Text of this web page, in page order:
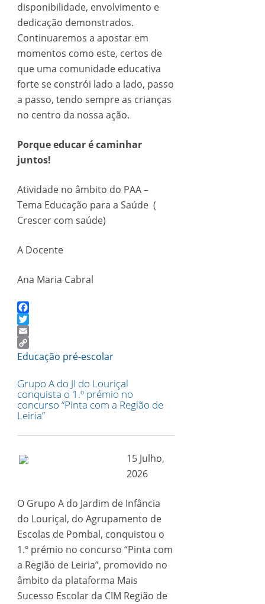
disponibilidade, envolvimento e
dedicação demonstrados.
Continuaremos a apostar em
momentos como este, certos de
que uma comunidade educativa
forte se constrói lado a lado, passo
a passo, tendo sempre as crianças
no centro da nossa ação.
Porque educar é caminhar
juntos!
Atividade no âmbito do PAA –
Tema Educação para a Saúde (
Crescer com saúde)
A Docente
Ana Maria Cabral
Facebook
Twitter
Email
Copy
Educação pré-escolar
Grupo A do JI do Louriçal
conquista o 1.º prémio no
concurso “Pinta com a Região de
Leiria”
15 Julho,
2026
O Grupo A do Jardim de Infância
do Louriçal, do Agrupamento de
Escolas de Pombal, conquistou o
1.º prémio no concurso “Pinta com
a Região de Leiria”, promovido no
âmbito da plataforma Mais
Sucesso Escolar da CIM Região de